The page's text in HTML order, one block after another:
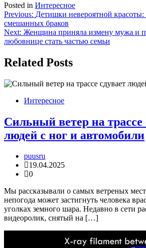
Posted in Интересное
Навигация
по
записям
Previous: Детишки невероятной красоты:
смешанных браков
Next: Женщина приняла измену мужа и
любовнице стать частью семьи
Related Posts
Интересное
Сильный ветер на трассе
людей с ног и автомобили
puusru
19.04.2025
0
Мы рассказывали о самых ветреных
непогода может застигнуть человека
уголках земного шара. Недавно в сети
видеоролик, снятый на […]